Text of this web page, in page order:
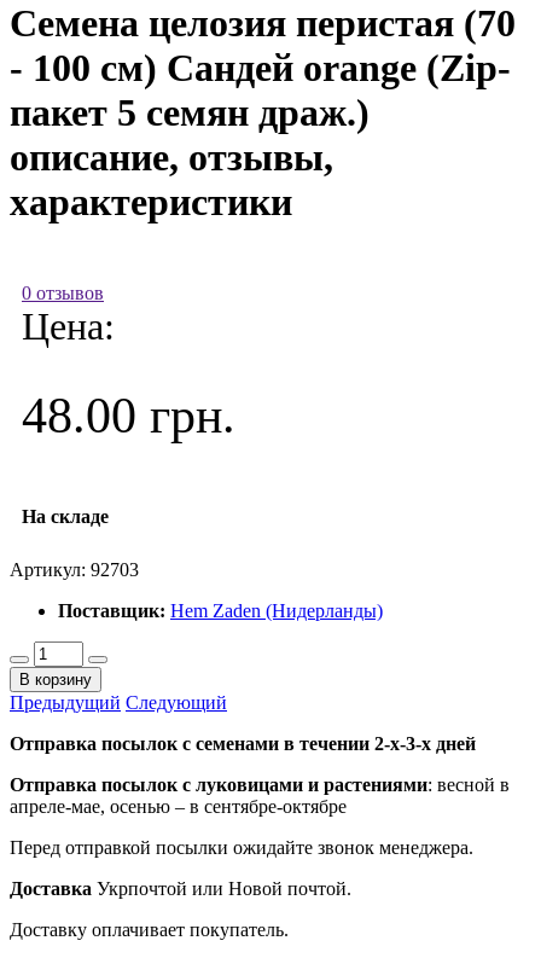
Семена целозия перистая (70
- 100 см) Сандей orange (Zip-
пакет 5 семян драж.)
описание, отзывы,
характеристики
0 отзывов
Цена:
48.00 грн.
На складе
Артикул: 92703
Поставщик: Hem Zaden (Нидерланды)
В корзину
Предыдущий Следующий
Отправка посылок с семенами в течении 2-х-3-х дней
Отправка посылок с луковицами и растениями: весной в
апреле-мае, осенью – в сентябре-октябре
Перед отправкой посылки ожидайте звонок менеджера.
Доставка Укрпочтой или Новой почтой.
Доставку оплачивает покупатель.